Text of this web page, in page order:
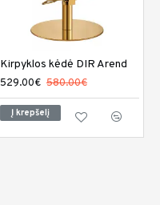
Kirpyklos kėdė DIR Arend
529.00€ 580.00€
Į krepšelį